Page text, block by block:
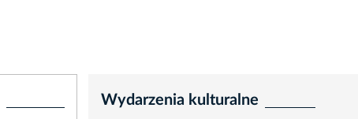
Wydarzenia kulturalne